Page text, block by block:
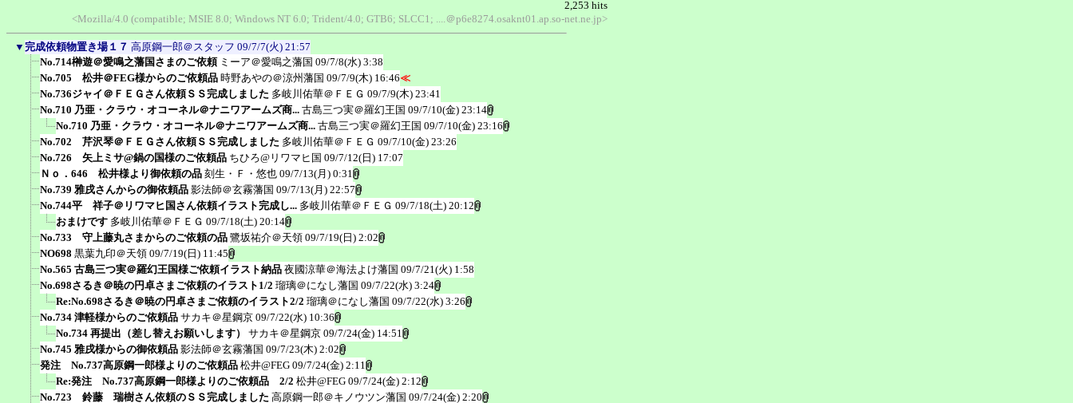
2,253 hits
<Mozilla/4.0 (compatible; MSIE 8.0; Windows NT 6.0; Trident/4.0; GTB6; SLCC1; ....＠p6e8274.osaknt01.ap.so-net.ne.jp>
▼ 完成依頼物置き場１７ 高原鋼一郎＠スタッフ 09/7/7(火) 21:57
No.714榊遊＠愛鳴之藩国さまのご依頼 ミーア＠愛鳴之藩国 09/7/8(水) 3:38
No.705 松井＠FEG様からのご依頼品 時野あやの＠涼州藩国 09/7/9(木) 16:46≪
No.736ジャイ＠ＦＥＧさん依頼ＳＳ完成しました 多岐川佑華＠ＦＥＧ 09/7/9(木) 23:41
No.710 乃亜・クラウ・オコーネル＠ナニワアームズ商... 古島三つ実＠羅幻王国 09/7/10(金) 23:14
No.710 乃亜・クラウ・オコーネル＠ナニワアームズ商... 古島三つ実＠羅幻王国 09/7/10(金) 23:16
No.702 芹沢琴＠ＦＥＧさん依頼ＳＳ完成しました 多岐川佑華＠ＦＥＧ 09/7/10(金) 23:26
No.726 矢上ミサ@鍋の国様のご依頼品 ちひろ@リワマヒ国 09/7/12(日) 17:07
Ｎｏ．646 松井様より御依頼の品 刻生・Ｆ・悠也 09/7/13(月) 0:31
No.739 雅戌さんからの御依頼品 影法師＠玄霧藩国 09/7/13(月) 22:57
No.744平 祥子＠リワマヒ国さん依頼イラスト完成し... 多岐川佑華＠ＦＥＧ 09/7/18(土) 20:12
おまけです 多岐川佑華＠ＦＥＧ 09/7/18(土) 20:14
No.733 守上藤丸さまからのご依頼の品 鷺坂祐介＠天領 09/7/19(日) 2:02
NO698 黒葉九印＠天領 09/7/19(日) 11:45
No.565 古島三つ実＠羅幻王国様ご依頼イラスト納品 夜國涼華＠海法よけ藩国 09/7/21(火) 1:58
No.698さるき＠暁の円卓さまご依頼のイラスト1/2 瑠璃＠になし藩国 09/7/22(水) 3:24
Re:No.698さるき＠暁の円卓さまご依頼のイラスト2/2 瑠璃＠になし藩国 09/7/22(水) 3:26
No.734 津軽様からのご依頼品 サカキ＠星鋼京 09/7/22(水) 10:36
No.734 再提出（差し替えお願いします）
サカキ＠星鋼京 09/7/24(金) 14:51
No.745 雅戌様からの御依頼品 影法師＠玄霧藩国 09/7/23(木) 2:02
発注 No.737高原鋼一郎様よりのご依頼品 松井@FEG 09/7/24(金) 2:11
Re:発注 No.737高原鋼一郎様よりのご依頼品 2/2 松井@FEG 09/7/24(金) 2:12
No.723 鈴藤 瑞樹さん依頼のＳＳ完成しました 高原鋼一郎＠キノウツン藩国 09/7/24(金) 2:20